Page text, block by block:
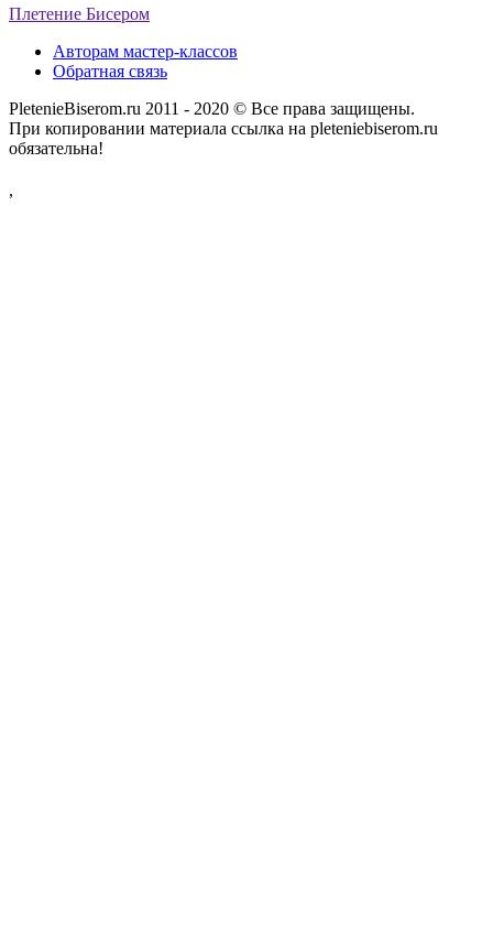
Плетение Бисером
Авторам мастер-классов
Обратная связь
PletenieBiserom.ru 2011 - 2020 © Все права защищены.
При копировании материала ссылка на pleteniebiserom.ru
обязательна!
,